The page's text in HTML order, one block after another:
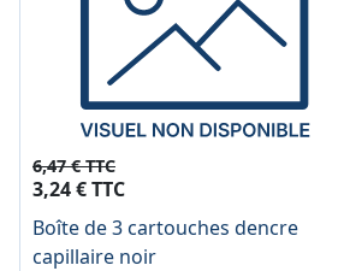
6,47 € TTC
3,24 € TTC
Boîte de 3 cartouches dencre
capillaire noir